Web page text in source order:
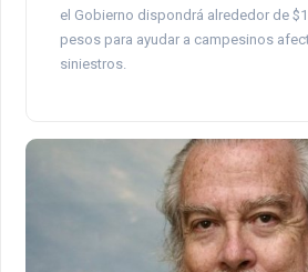
el Gobierno dispondrá alrededor de
pesos para ayudar a campesinos
siniestros.